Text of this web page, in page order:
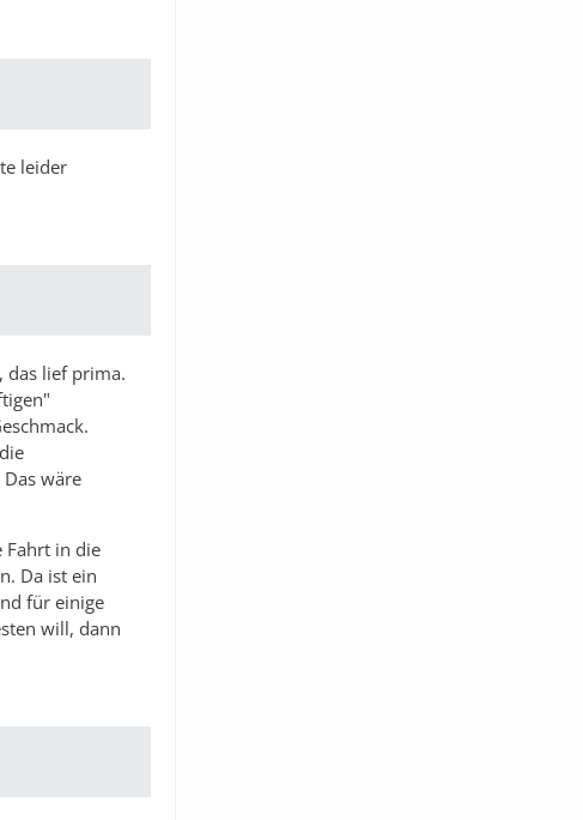
leider
das lief prima.
wäre
Fahrt in die
Da ist ein
für einige
will, dann